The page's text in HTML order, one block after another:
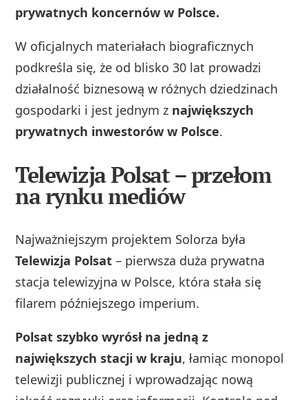
prywatnych koncernów w Polsce.
W oficjalnych materiałach biograficznych
podkreśla się, że od blisko 30 lat prowadzi
działalność biznesową w różnych dziedzinach
gospodarki i jest jednym z największych
prywatnych inwestorów w Polsce.
Telewizja Polsat – przełom
na rynku mediów
Najważniejszym projektem Solorza była
Telewizja Polsat – pierwsza duża prywatna
stacja telewizyjna w Polsce, która stała się
filarem późniejszego imperium.
Polsat szybko wyrósł na jedną z
największych stacji w kraju, łamiąc monopol
telewizji publicznej i wprowadzając nową